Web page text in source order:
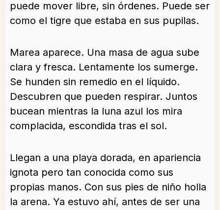
puede mover libre, sin órdenes. Puede ser
como el tigre que estaba en sus pupilas.
Marea aparece. Una masa de agua sube
clara y fresca. Lentamente los sumerge.
Se hunden sin remedio en el líquido.
Descubren que pueden respirar. Juntos
bucean mientras la luna azul los mira
complacida, escondida tras el sol.
Llegan a una playa dorada, en apariencia
ignota pero tan conocida como sus
propias manos. Con sus pies de niño holla
la arena. Ya estuvo ahí, antes de ser una